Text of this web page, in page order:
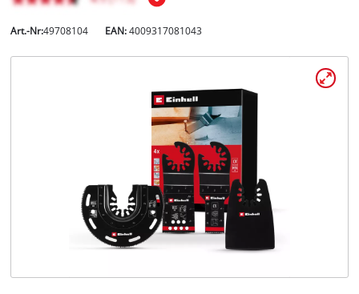
Art.-Nr:49708104 EAN:4009317081043